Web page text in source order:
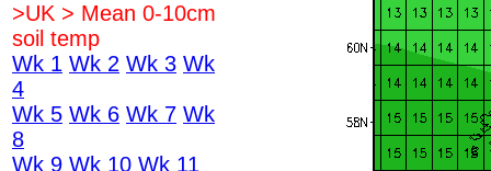
>UK > Mean 0-10cm
soil temp
Wk 1 Wk 2 Wk 3 Wk
4
Wk 5 Wk 6 Wk 7 Wk
8
Wk 9 Wk 10 Wk 11